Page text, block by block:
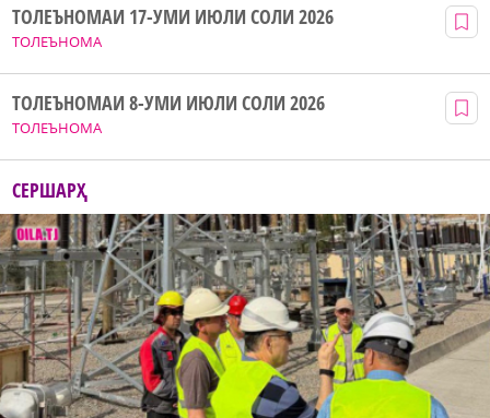
ТОЛЕЪНОМА
ТОЛЕЪНОМАИ 17-УМИ ИЮЛИ СОЛИ 2026
ТОЛЕЪНОМА
ТОЛЕЪНОМАИ 8-УМИ ИЮЛИ СОЛИ 2026
СЕРШАРҲ